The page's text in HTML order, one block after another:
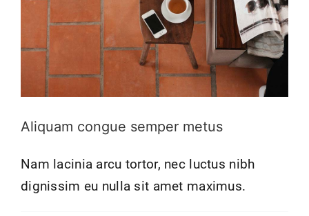
Aliquam congue semper metus
Nam lacinia arcu tortor, nec luctus nibh
dignissim eu nulla sit amet maximus.